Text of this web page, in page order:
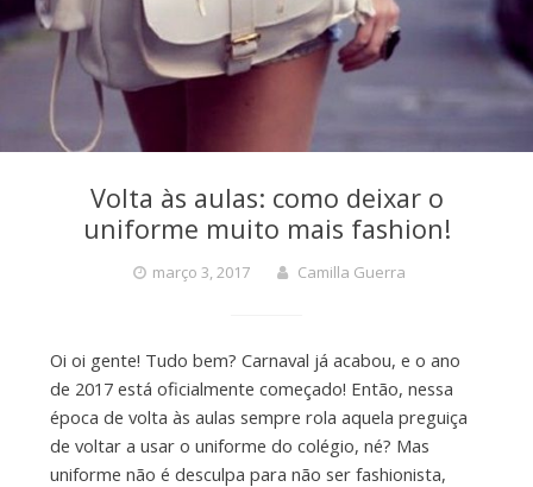
Volta às aulas: como deixar o
uniforme muito mais fashion!
março 3, 2017 Camilla Guerra
Oi oi gente! Tudo bem? Carnaval já acabou, e o ano
de 2017 está oficialmente começado! Então, nessa
época de volta às aulas sempre rola aquela preguiça
de voltar a usar o uniforme do colégio, né? Mas
uniforme não é desculpa para não ser fashionista,